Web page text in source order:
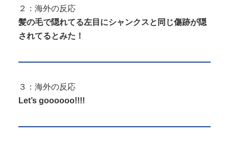
２：海外の反応
髪の毛で隠れてる左目にシャンクスと同じ傷跡が隠
されてるとみた！
３：海外の反応
Let’s goooooo!!!!